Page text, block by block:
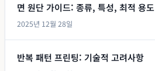
면 원단 가이드: 종류, 특성, 최적 용도
2025년 12월 28일
반복 패턴 프린팅: 기술적 고려사항